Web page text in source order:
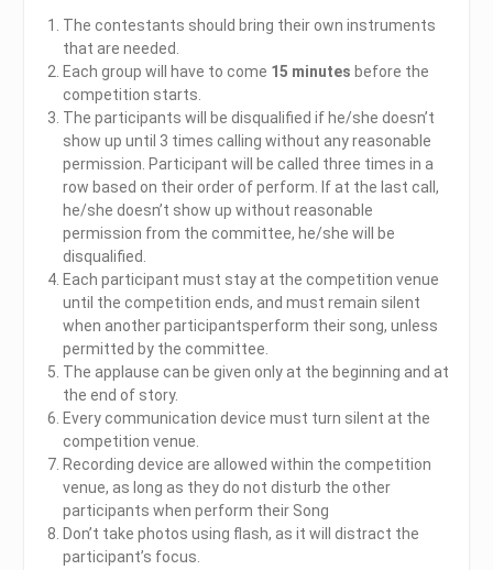
The contestants should bring their own instruments
that are needed.
Each group will have to come 15 minutes before the
competition starts.
The participants will be disqualified if he/she doesn’t
show up until 3 times calling without any reasonable
permission. Participant will be called three times in a
row based on their order of perform. If at the last call,
he/she doesn’t show up without reasonable
permission from the committee, he/she will be
disqualified.
Each participant must stay at the competition venue
until the competition ends, and must remain silent
when another participantsperform their song, unless
permitted by the committee.
The applause can be given only at the beginning and at
the end of story.
Every communication device must turn silent at the
competition venue.
Recording device are allowed within the competition
venue, as long as they do not disturb the other
participants when perform their Song
Don’t take photos using flash, as it will distract the
participant’s focus.